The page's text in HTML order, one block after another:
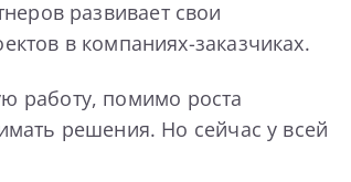
развивает свои
в компаниях-заказчиках.
работу, помимо роста
решения. Но сейчас у всей